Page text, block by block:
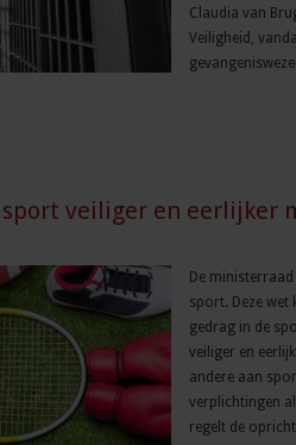
Claudia van
Veiligheid,
veiliger en eerlijker
De
sport. Deze
gedrag in de
veiliger en
andere aan
verplichtingen
regelt de